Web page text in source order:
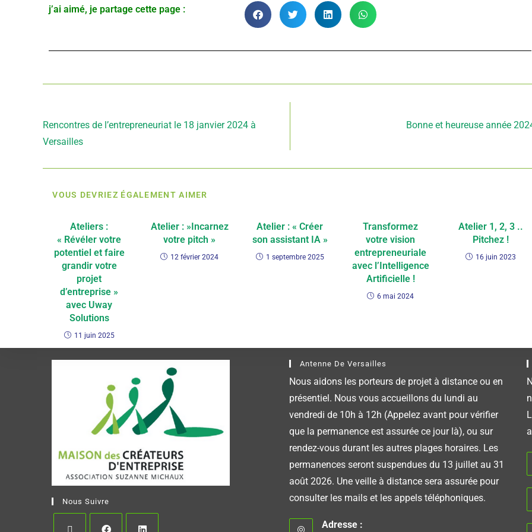
j’ai aimé, je partage cette page :
Rencontres de l’entrepreneuriat le 18 janvier 2024 à
Versailles
Bonne et heureuse année
VOUS DEVRIEZ ÉGALEMENT AIMER
Ateliers :
« Révéler votre
potentiel et faire
grandir votre
projet
d’entreprise »
avec Uway
Solutions
11 juin 2025
Atelier : »Incarnez
votre pitch »
12 février 2024
Atelier : « Créer
son assistant IA »
1 septembre 2025
Transformez
votre vision
entrepreneuriale
avec l’Intelligence
Artificielle !
6 mai 2024
Atelier 1, 2, 3 ..
Pitchez !
16 juin 2023
Nous Suivre
Antenne De Versailles
Nous aidons les porteurs de projet à distance ou en
présentiel. Nous vous accueillons du lundi au
vendredi de 10h à 12h (Appelez avant pour vérifier
que la permanence est assurée ce jour là), ou sur
rendez-vous durant les autres plages horaires. Les
permanences seront suspendues du 13 juillet au 31
août 2026. Une veille à distance sera assurée pour
consulter les mails et les appels téléphoniques.
Adresse :